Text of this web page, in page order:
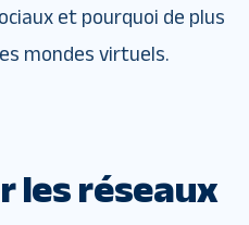
et pourquoi de plus
mondes virtuels.
les réseaux